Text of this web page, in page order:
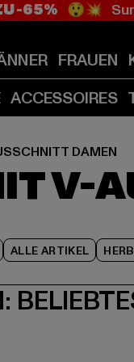
-65% 😲💥
FRAUEN
ACCESSOIRES
DAMEN
V-
ALLE ARTIKEL